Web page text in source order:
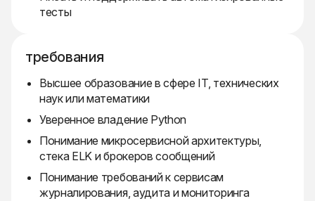
тесты
требования
Высшее образование в сфере IT, технических
наук или математики
Уверенное владение Python
Понимание микросервисной архитектуры,
стека ELK и брокеров сообщений
Понимание требований к сервисам
журналирования, аудита и мониторинга